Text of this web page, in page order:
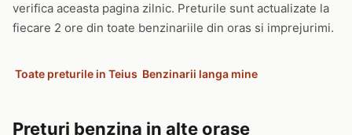
verifica aceasta pagina zilnic. Preturile sunt actualizate la
fiecare 2 ore din toate benzinariile din oras si imprejurimi.
Toate preturile in Teius Benzinarii langa mine
Preturi benzina in alte orase